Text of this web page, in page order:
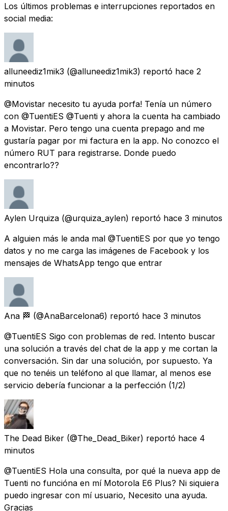
Los últimos problemas e interrupciones reportados en
social media:
alluneediz1mik3 (@alluneediz1mik3) reportó hace 2
minutos
@Movistar necesito tu ayuda porfa! Tenía un número
con @TuentiES @Tuenti y ahora la cuenta ha cambiado
a Movistar. Pero tengo una cuenta prepago and me
gustaría pagar por mi factura en la app. No conozco el
número RUT para registrarse. Donde puedo
encontrarlo??
Aylen Urquiza (@urquiza_aylen) reportó hace 3 minutos
A alguien más le anda mal @TuentiES por que yo tengo
datos y no me carga las imágenes de Facebook y los
mensajes de WhatsApp tengo que entrar
Ana 🏁 (@AnaBarcelona6) reportó hace 3 minutos
@TuentiES Sigo con problemas de red. Intento buscar
una solución a través del chat de la app y me cortan la
conversación. Sin dar una solución, por supuesto. Ya
que no tenéis un teléfono al que llamar, al menos ese
servicio debería funcionar a la perfección (1/2)
The Dead Biker (@The_Dead_Biker) reportó hace 4
minutos
@TuentiES Hola una consulta, por qué la nueva app de
Tuenti no funcióna en mí Motorola E6 Plus? Ni siquiera
puedo ingresar con mí usuario, Necesito una ayuda.
Gracias